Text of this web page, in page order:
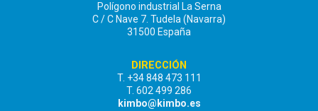
Polígono industrial La Serna
C / C Nave 7. Tudela (Navarra)
31500 España
DIRECCIÓN
T. +34 848 473 111
T. 602 499 286
kimbo@kimbo.es